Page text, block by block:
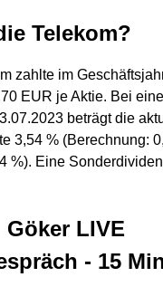
Telekom?
zahlte im
EUR je Aktie. Bei
beträgt die
3,54 % (Berechnung:
%). Eine
Göker LIVE
- 15